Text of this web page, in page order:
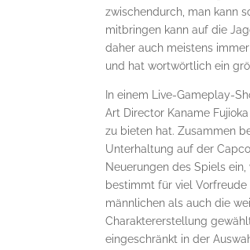
zwischendurch, man kann
mitbringen kann auf die
daher auch meistens
und hat wortwörtlich ein
In einem Live-Gameplay-
Art Director Kaname
zu bieten hat. Zusammen
Unterhaltung auf der
Neuerungen des Spiels
bestimmt für viel
männlichen als auch die
Charaktererstellung
eingeschränkt in der